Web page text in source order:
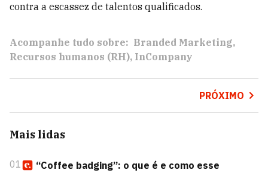
contra a escassez de talentos qualificados.
Acompanhe tudo sobre: Branded Marketing
Recursos humanos (RH) InCompany
PRÓXIMO
Mais lidas
01
“Coffee badging”: o que é e como esse